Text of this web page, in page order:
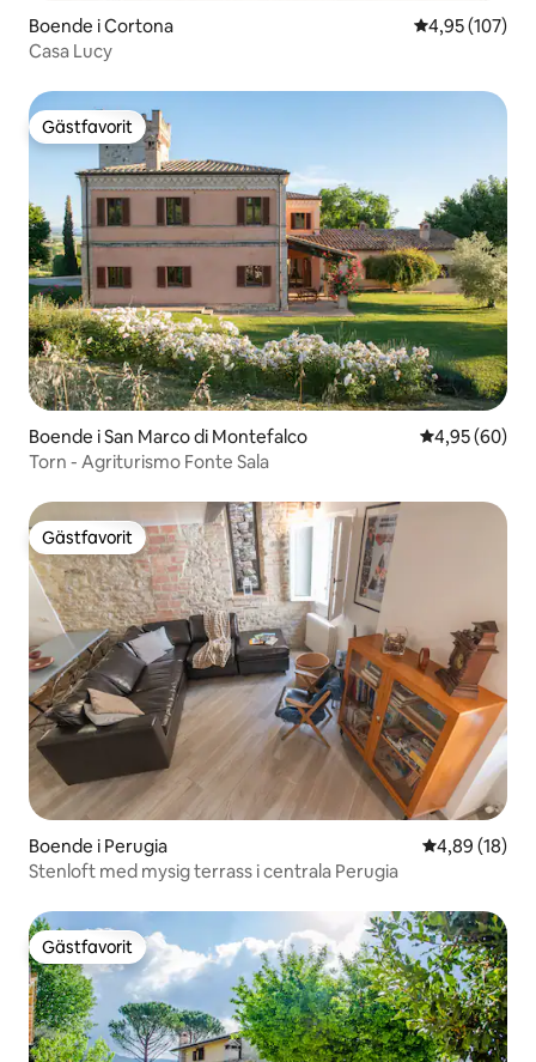
Boende i Cortona 4,95 av 5 i
4,95 (107)
Casa Lucy
Gästfavorit
Gästfavorit
Boende i San Marco di Montefalco 4,95 av 5 i
4,95 (60)
Torn - Agriturismo Fonte Sala
Gästfavorit
Gästfavorit
Boende i Perugia 4,89 av 5 i
4,89 (18)
Stenloft med mysig terrass i centrala Perugia
Gästfavorit
Gästfavorit